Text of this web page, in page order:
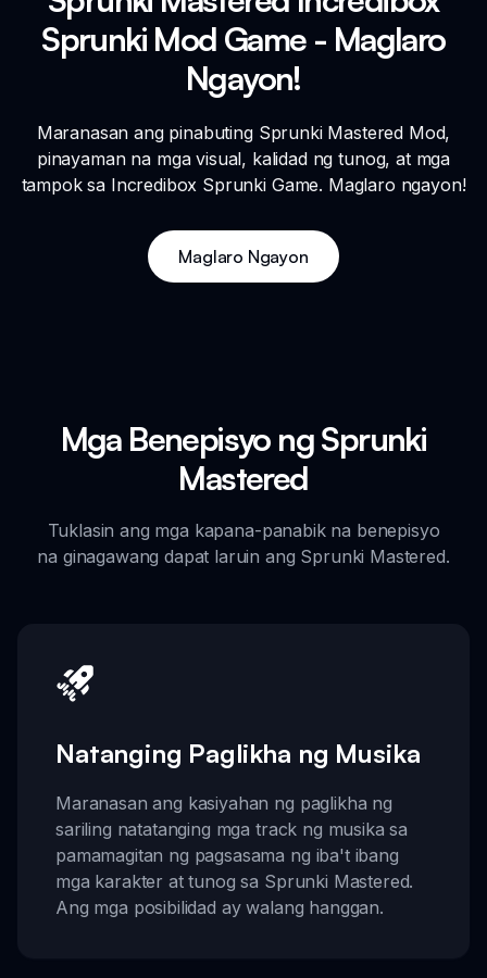
Sprunki Mod Game - Maglaro
Ngayon!
Maranasan ang pinabuting Sprunki Mastered Mod,
pinayaman na mga visual, kalidad ng tunog, at mga
tampok sa Incredibox Sprunki Game. Maglaro ngayon!
Maglaro Ngayon
Mga Benepisyo ng Sprunki
Mastered
Tuklasin ang mga kapana-panabik na benepisyo
na ginagawang dapat laruin ang Sprunki Mastered.
Natanging Paglikha ng Musika
Maranasan ang kasiyahan ng paglikha ng
sariling natatanging mga track ng musika sa
pamamagitan ng pagsasama ng iba't ibang
mga karakter at tunog sa Sprunki Mastered.
Ang mga posibilidad ay walang hanggan.